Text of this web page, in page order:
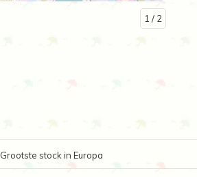
1 / 2
Grootste stock in Europa